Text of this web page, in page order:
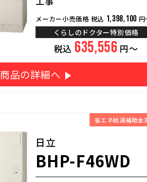
メーカー小売価格 税込 1,398,100 円
くらしのドクター特別価格
税込 635,556 円～
商品の詳細へ
省エネ給湯補助金
日立
BHP-F46WD